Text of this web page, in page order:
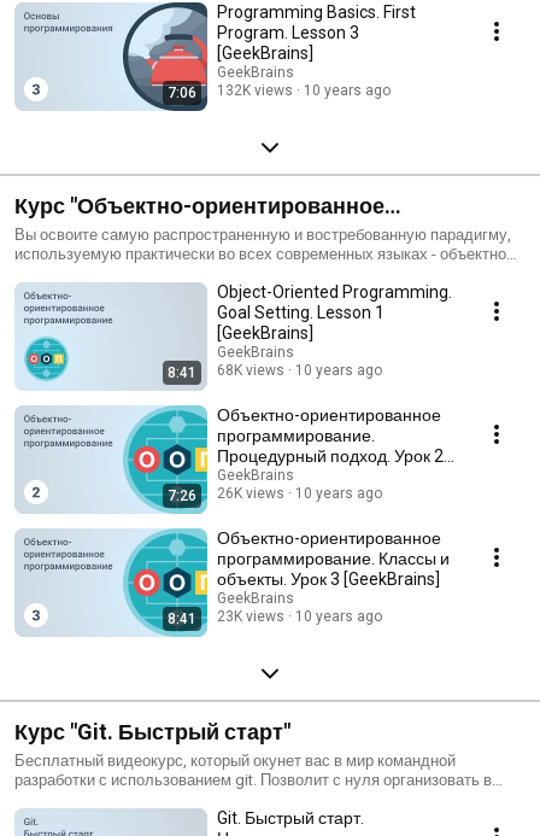
7:06
Programming Basics. First
Program. Lesson 3
[GeekBrains]
GeekBrains
132K views
10 years ago
Курс "Объектно-ориентированное
программирование"
Вы освоите самую распространенную и востребованную парадигму,
используемую практически во всех современных языках - объектно
разрабатывать игру "Змейка" на языке C# с использованием системы
контроля версий Git.
8:41
Object-Oriented Programming.
Goal Setting. Lesson 1
[GeekBrains]
GeekBrains
68K views
10 years ago
7:26
Объектно-ориентированное
программирование.
Процедурный подход. Урок 2
[GeekBrains]
GeekBrains
26K views
10 years ago
8:41
Объектно-ориентированное
программирование. Классы и
объекты. Урок 3 [GeekBrains]
GeekBrains
23K views
10 years ago
Курс "Git. Быстрый старт"
Бесплатный видеокурс, который окунет вас в мир командной
разработки с использованием git. Позволит с нуля организовать в
использовать.
Git. Быстрый старт.